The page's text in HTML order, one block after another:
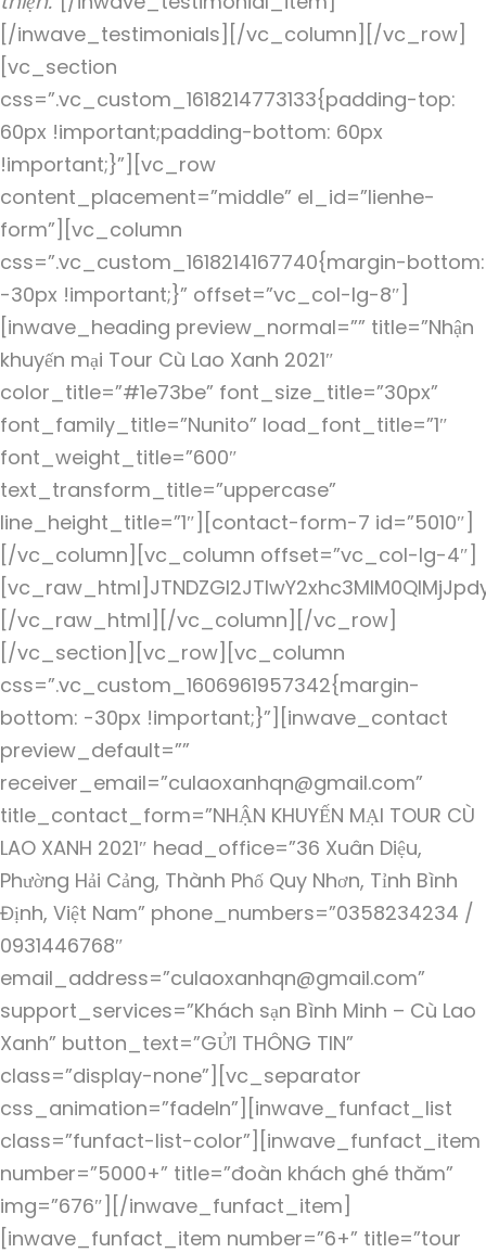
[/inwave_testimonials][/vc_column][/vc_row]
[vc_section
css=”.vc_custom_1618214773133{padding-top:
60px !important;padding-bottom: 60px
!important;}”][vc_row
content_placement=”middle” el_id=”lienhe-
form”][vc_column
css=”.vc_custom_1618214167740{margin-bottom:
-30px !important;}” offset=”vc_col-lg-8″]
[inwave_heading preview_normal=”” title=”Nhận
khuyến mại Tour Cù Lao Xanh 2021″
color_title=”#1e73be” font_size_title=”30px”
font_family_title=”Nunito” load_font_title=”1″
font_weight_title=”600″
text_transform_title=”uppercase”
line_height_title=”1″][contact-form-7 id=”5010″]
[/vc_column][vc_column offset=”vc_col-lg-4″]
[/vc_raw_html][/vc_column][/vc_row]
[/vc_section][vc_row][vc_column
css=”.vc_custom_1606961957342{margin-
bottom: -30px !important;}”][inwave_contact
preview_default=””
receiver_email=”culaoxanhqn@gmail.com”
title_contact_form=”NHẬN KHUYẾN MẠI TOUR CÙ
LAO XANH 2021″ head_office=”36 Xuân Diệu,
Phường Hải Cảng, Thành Phố Quy Nhơn, Tỉnh Bình
Định, Việt Nam” phone_numbers=”0358234234 /
0931446768″
email_address=”culaoxanhqn@gmail.com”
support_services=”Khách sạn Bình Minh – Cù Lao
Xanh” button_text=”GỬI THÔNG TIN”
class=”display-none”][vc_separator
css_animation=”fadeIn”][inwave_funfact_list
class=”funfact-list-color”][inwave_funfact_item
number=”5000+” title=”đoàn khách ghé thăm”
img=”676″][/inwave_funfact_item]
[inwave_funfact_item number=”6+” title=”tour